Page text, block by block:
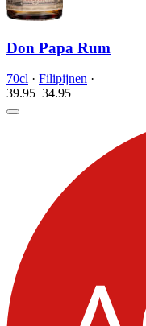
Don Papa Rum
70cl · Filipijnen ·
39.95 34.95